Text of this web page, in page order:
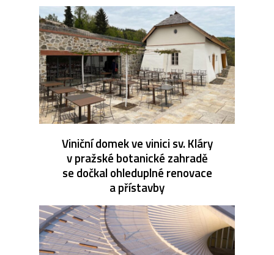
Viniční domek ve vinici sv. Kláry
v pražské botanické zahradě
se dočkal ohleduplné renovace
a přístavby